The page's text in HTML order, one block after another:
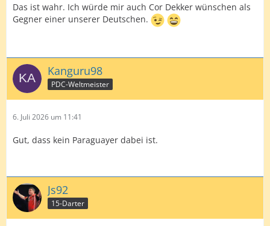
Das ist wahr. Ich würde mir auch Cor Dekker wünschen als
Gegner einer unserer Deutschen.
Kanguru98
PDC-Weltmeister
6. Juli 2026 um 11:41
Gut, dass kein Paraguayer dabei ist.
Js92
15-Darter